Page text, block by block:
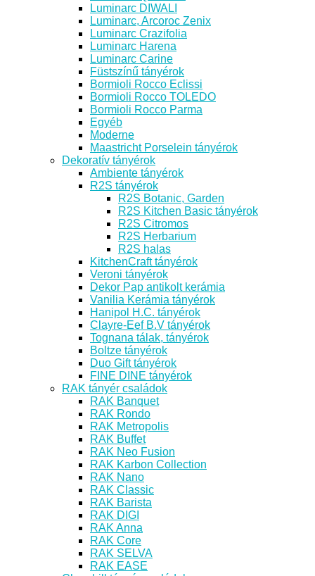
Luminarc DIWALI
Luminarc, Arcoroc Zenix
Luminarc Crazifolia
Luminarc Harena
Luminarc Carine
Füstszínű tányérok
Bormioli Rocco Eclissi
Bormioli Rocco TOLEDO
Bormioli Rocco Parma
Egyéb
Moderne
Maastricht Porselein tányérok
Dekoratív tányérok
Ambiente tányérok
R2S tányérok
R2S Botanic, Garden
R2S Kitchen Basic tányérok
R2S Citromos
R2S Herbarium
R2S halas
KitchenCraft tányérok
Veroni tányérok
Dekor Pap antikolt kerámia
Vanilia Kerámia tányérok
Hanipol H.C. tányérok
Clayre-Eef B.V tányérok
Tognana tálak, tányérok
Boltze tányérok
Duo Gift tányérok
FINE DINE tányérok
RAK tányér családok
RAK Banquet
RAK Rondo
RAK Metropolis
RAK Buffet
RAK Neo Fusion
RAK Karbon Collection
RAK Nano
RAK Classic
RAK Barista
RAK DIGI
RAK Anna
RAK Core
RAK SELVA
RAK EASE